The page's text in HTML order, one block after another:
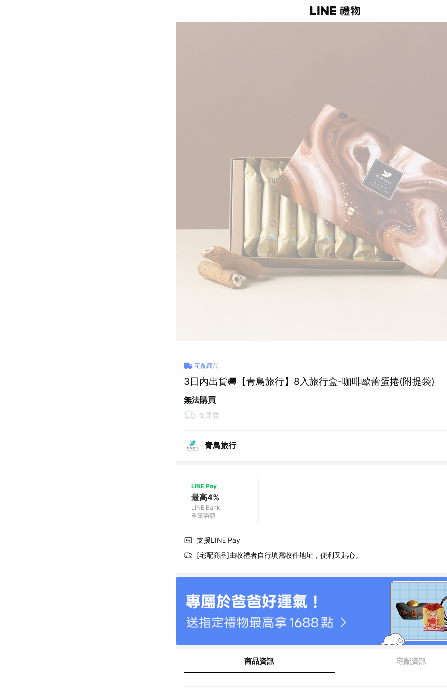
宅配商品
3日內出貨🚚【青鳥旅行】8入旅行盒-咖啡歐蕾蛋捲(附提袋)
無法購買
免運費
青鳥旅行
LINE Pay
最高4%
LINE Bank
單筆滿額
支援LINE Pay
[宅配商品]由收禮者自行填寫收件地址，便利又貼心。
商品資訊 宅配資訊